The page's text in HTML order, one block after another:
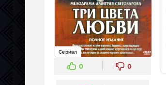
Сериал
0 0